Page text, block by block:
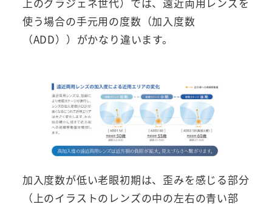
使う場合の手元用の度数（加入度数
（ADD））がかなり違います。
加入度数が低い老眼初期は、歪みを感じる部分
（上のイラストのレンズの中の左右の青い部